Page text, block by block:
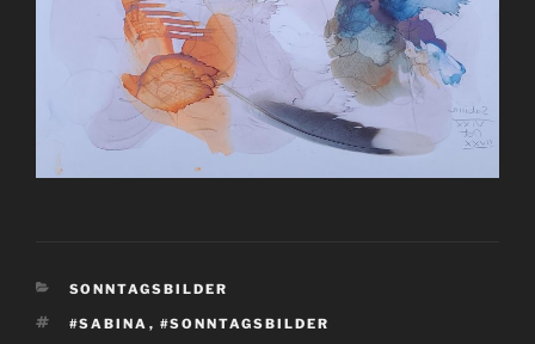
KATEGORIEN
SONNTAGSBILDER
SCHLAGWÖRTER
#SABINA , #SONNTAGSBILDER